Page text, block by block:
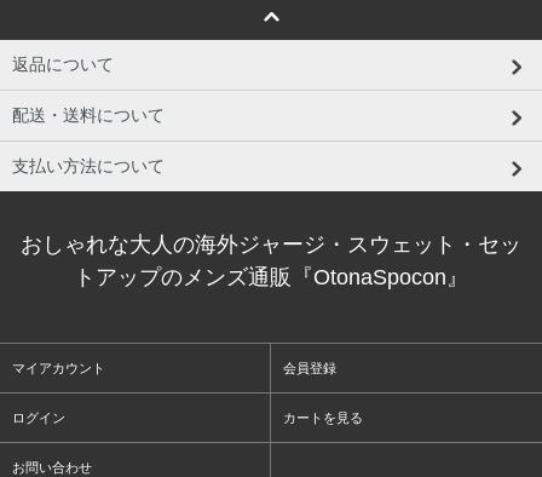
返品について
配送・送料について
支払い方法について
おしゃれな大人の海外ジャージ・スウェット・セッ
トアップのメンズ通販『OtonaSpocon』
マイアカウント 会員登録
ログイン カートを見る
お問い合わせ